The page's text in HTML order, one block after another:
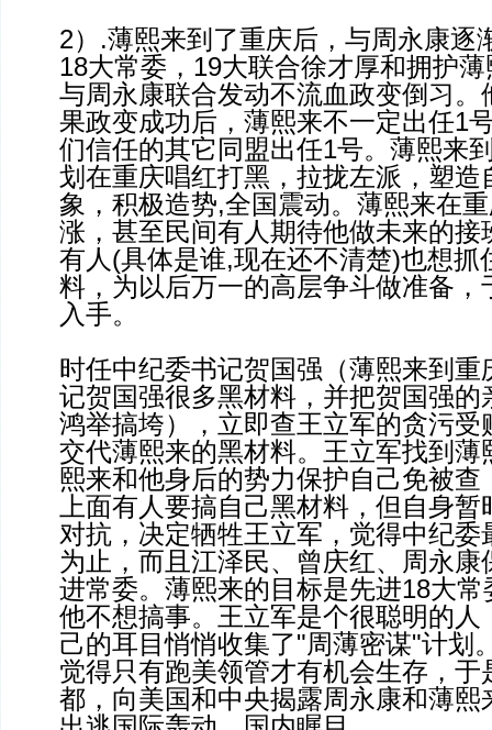
2）.薄熙来到了重庆后，与周永康逐
18大常委，19大联合徐才厚和拥护
与周永康联合发动不流血政变倒习。
果政变成功后，薄熙来不一定出任1
们信任的其它同盟出任1号。薄熙来
划在重庆唱红打黑，拉拢左派，塑造
象，积极造势,全国震动。薄熙来在
涨，甚至民间有人期待他做未来的接
有人(具体是谁,现在还不清楚)也想抓
料，为以后万一的高层争斗做准备，
入手。
时任中纪委书记贺国强（薄熙来到重
记贺国强很多黑材料，并把贺国强的
鸿举搞垮），立即查王立军的贪污受
交代薄熙来的黑材料。王立军找到薄
熙来和他身后的势力保护自己免被查
上面有人要搞自己黑材料，但自身
对抗，决定牺牲王立军，觉得中纪委
为止，而且江泽民、曾庆红、周永康
进常委。薄熙来的目标是先进18大
他不想搞事。王立军是个很聪明的人
己的耳目悄悄收集了"周薄密谋"计划
觉得只有跑美领管才有机会生存，于
都，向美国和中央揭露周永康和薄熙